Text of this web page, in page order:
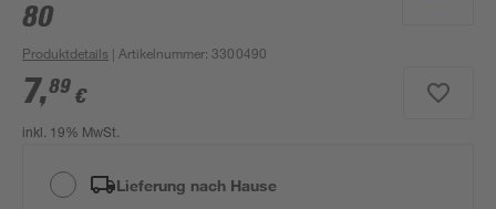
80
Produktdetails | Artikelnummer:3300490
7,89 €
inkl. 19% MwSt.
Lieferung nach Hause